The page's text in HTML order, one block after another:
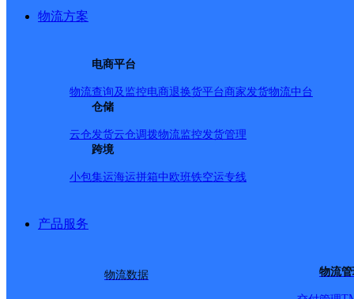
物流方案
电商平台
物流查询及监控电商退换货平台商家发货物流中台
仓储
云仓发货云仓调拨物流监控发货管理
跨境
小包集运海运拼箱中欧班铁空运专线
产品服务
物流数据 物流
所属快递：邮政国内
所属区域：陕西省-安康市-旬阳市
网点地址：赵湾镇街道
网点负责人：